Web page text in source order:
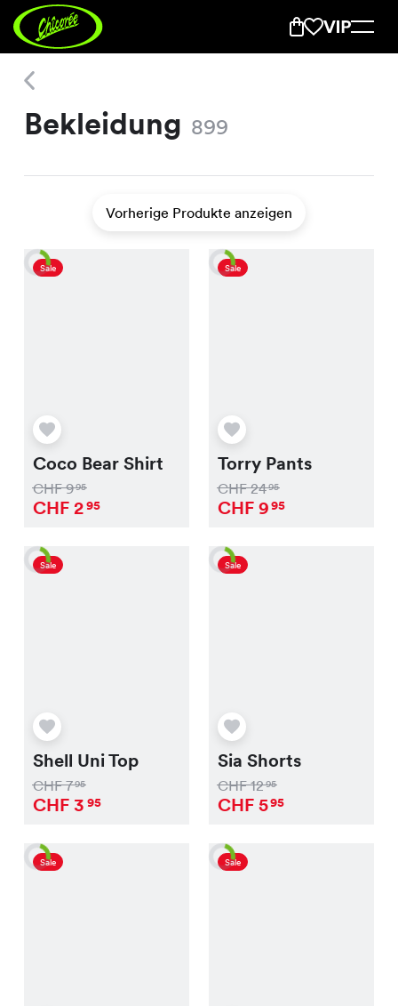
Bekleidung 899
Vorherige Produkte anzeigen
Sale
Coco Bear Shirt
CHF995
CHF295
Sale
Torry Pants
CHF2495
CHF995
Sale
Shell Uni Top
CHF795
CHF3 95
Sale
Sia Shorts
CHF1295
CHF595
Sale Sale